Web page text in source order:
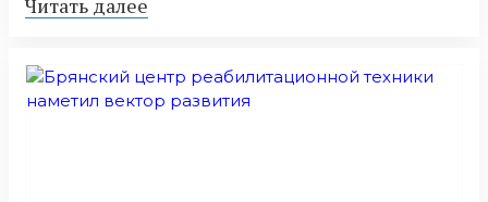
Читать далее